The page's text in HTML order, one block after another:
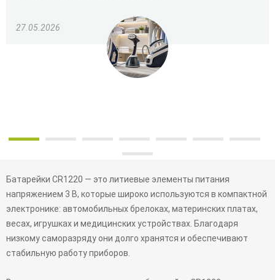
27.05.2026
Батарейки CR1220 — это литиевые элементы питания
напряжением 3 В, которые широко используются в компактной
электронике: автомобильных брелоках, материнских платах,
весах, игрушках и медицинских устройствах. Благодаря
низкому саморазряду они долго хранятся и обеспечивают
стабильную работу приборов.